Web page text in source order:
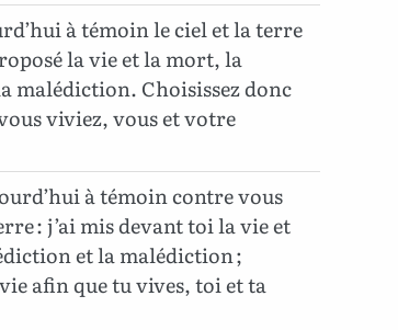
à témoin le ciel et la terre
la vie et la mort, la
malédiction. Choisissez donc
viviez, vous et votre
à témoin contre vous
: j’ai mis devant toi la vie et
et la malédiction ;
afin que tu vives, toi et ta